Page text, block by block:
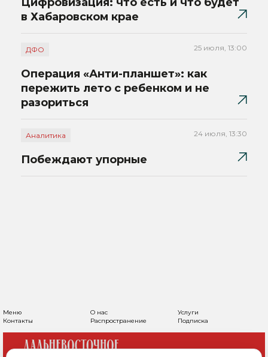
в Хабаровском крае
ДФО 25 июля, 13:00
Операция «Анти-планшет»: как
пережить лето с ребенком и не
разориться
Аналитика 24 июля, 13:30
Побеждают упорные
Меню О нас
Услуги
Контакты
Распространение Подписка